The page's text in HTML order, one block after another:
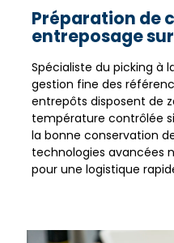
Préparation de
entreposage
Spécialiste du picking à
gestion fine des
entrepôts disposent de
température contrôlée
la bonne conservation
technologies avancées
pour une logistique